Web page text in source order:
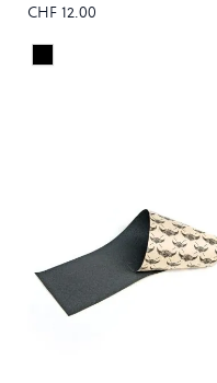
CHF 12.00
Colour
Black